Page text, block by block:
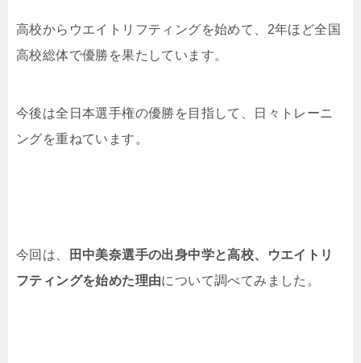
高校からウエイトリフティングを始めて、2年ほど全国
高校総体で優勝を果たしています。
今後は全日本選手権の優勝を目指して、日々トレーニ
ングを重ねています。
今回は、 田中美奈選手の出身中学と高校、ウエイトリ
フティングを始めた理由について調べてみました。